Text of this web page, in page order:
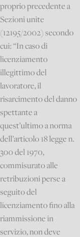
proprio precedente a
Sezioni unite
(12195/2002) secondo
cui: “In caso di
licenziamento
illegittimo del
lavoratore, il
risarcimento del danno
spettante a
quest’ultimo a norma
dell’articolo 18 legge n.
300 del 1970,
commisurato alle
retribuzioni perse a
seguito del
licenziamento fino alla
riammissione in
servizio, non deve